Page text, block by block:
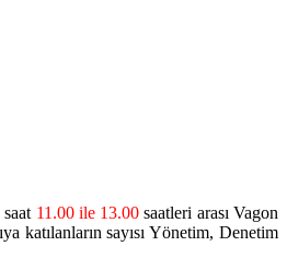
11.00 ile 13.00saatleri arası Vagon
katılanların sayısı Yönetim, Denetim